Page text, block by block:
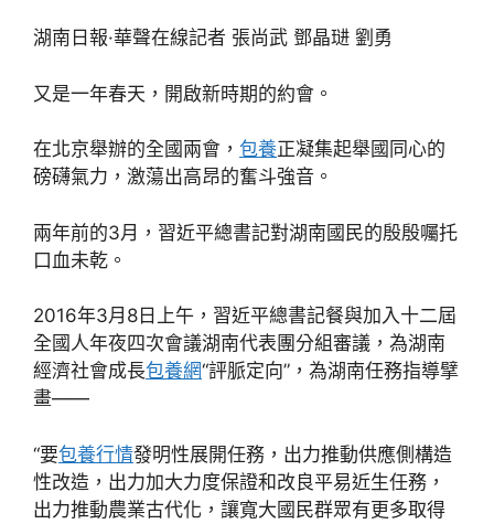
湖南日報·華聲在線記者 張尚武 鄧晶琎 劉勇
又是一年春天，開啟新時期的約會。
在北京舉辦的全國兩會， 包養正凝集起舉國同心的
磅礴氣力，激蕩出高昂的奮斗強音。
兩年前的3月，習近平總書記對湖南國民的殷殷囑托
口血未乾。
2016年3月8日上午，習近平總書記餐與加入十二屆
全國人年夜四次會議湖南代表團分組審議，為湖南
經濟社會成長包養網“評脈定向”，為湖南任務指導擘
畫——
“要包養行情發明性展開任務，出力推動供應側構造
性改造，出力加大力度保證和改良平易近生任務，
出力推動農業古代化，讓寬大國民群眾有更多取得